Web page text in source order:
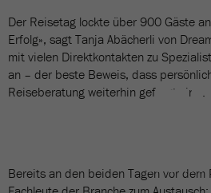
Der Reisetag lockte über 900 Gäste
Erfolg», sagt Tanja Abächerli von
mit vielen Direktkontakten zu
an – der beste Beweis, dass
Reiseberatung weiterhin gefragt sind.
10
Bereits an den beiden Tagen vor